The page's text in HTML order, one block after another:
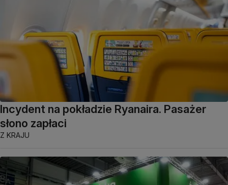
Incydent na pokładzie Ryanaira. Pasażer
słono zapłaci
Z KRAJU